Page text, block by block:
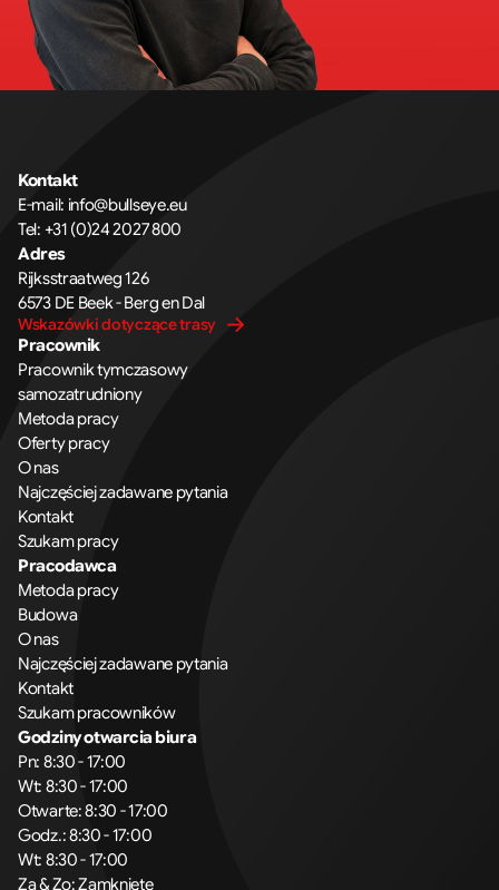
Kontakt
E-mail: info@bullseye.eu
Tel: +31 (0)24 2027 800
Adres
Rijksstraatweg 126
6573 DE Beek - Berg en Dal
Wskazówki dotyczące trasy
Pracownik
Pracownik tymczasowy
samozatrudniony
Metoda pracy
Oferty pracy
O nas
Najczęściej zadawane pytania
Kontakt
Szukam pracy
Pracodawca
Metoda pracy
Budowa
O nas
Najczęściej zadawane pytania
Kontakt
Szukam pracowników
Godziny otwarcia biura
Pn: 8:30 - 17:00
Wt: 8:30 - 17:00
Otwarte: 8:30 - 17:00
Godz.: 8:30 - 17:00
Wt: 8:30 - 17:00
Za & Zo: Zamknięte